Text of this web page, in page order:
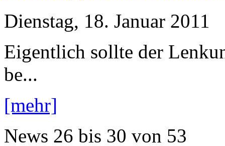
Dienstag, 18. Januar 2011
Eigentlich sollte der
be...
[mehr]
News 26 bis 30 von 53